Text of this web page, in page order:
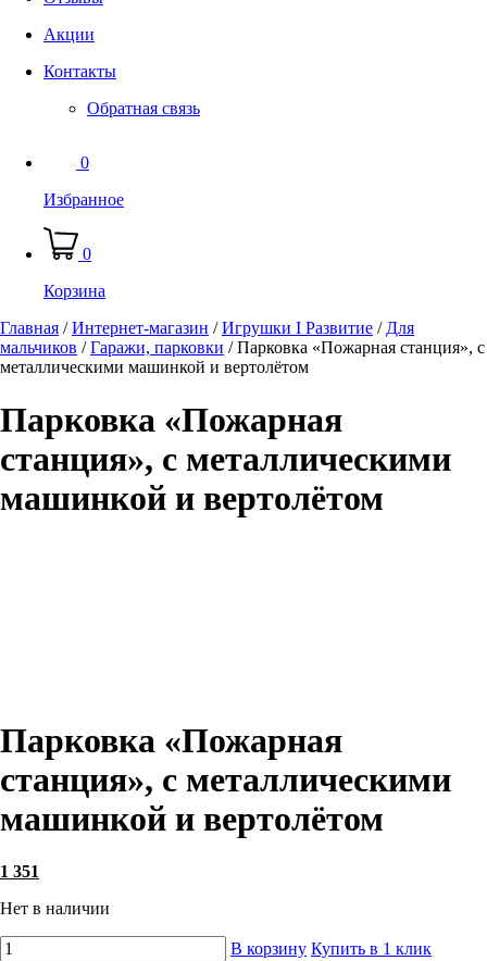
Акции
Контакты
Обратная связь
0
Избранное
0
Корзина
Главная /Интернет-магазин /Игрушки I Развитие / Для
мальчиков /Гаражи, парковки /Парковка «Пожарная станция», с
металлическими машинкой и вертолётом
Парковка «Пожарная
станция», с металлическими
машинкой и вертолётом
Парковка «Пожарная
станция», с металлическими
машинкой и вертолётом
1 351
Нет в наличии
В корзину Купить в 1 клик